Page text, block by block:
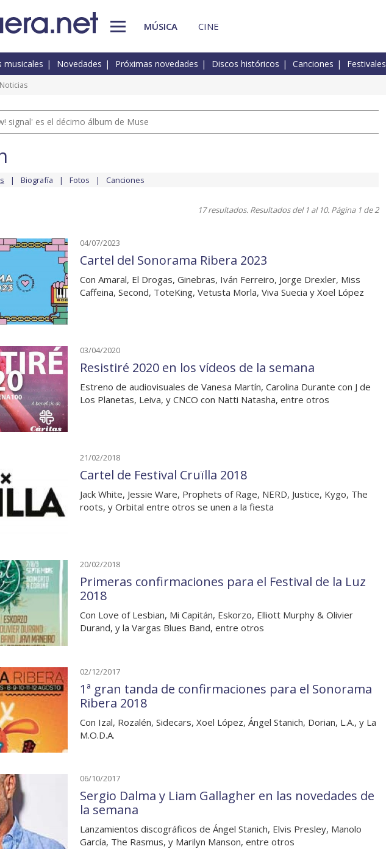
MÚSICA CINE
musicales Novedades Próximas novedades Discos históricos Canciones Festivales
signal' es el décimo álbum de Muse
Biografía Fotos Canciones
17 resultados. Resultados del 1 al 10. Página 1 de 2
04/07/2023
Cartel del Sonorama Ribera 2023
Con Amaral, El Drogas, Ginebras, Iván Ferreiro, Jorge Drexler, Miss
Caffeina, Second, ToteKing, Vetusta Morla, Viva Suecia y Xoel López
03/04/2020
Resistiré 2020 en los vídeos de la semana
Estreno de audiovisuales de Vanesa Martín, Carolina Durante con J de
Los Planetas, Leiva, y CNCO con Natti Natasha, entre otros
21/02/2018
Cartel de Festival Cruïlla 2018
Jack White, Jessie Ware, Prophets of Rage, NERD, Justice, Kygo, The
roots, y Orbital entre otros se unen a la fiesta
20/02/2018
Primeras confirmaciones para el Festival de la Luz
2018
Con Love of Lesbian, Mi Capitán, Eskorzo, Elliott Murphy & Olivier
Durand, y la Vargas Blues Band, entre otros
02/12/2017
1ª gran tanda de confirmaciones para el Sonorama
Ribera 2018
Con Izal, Rozalén, Sidecars, Xoel López, Ángel Stanich, Dorian, L.A., y La
M.O.D.A.
06/10/2017
Sergio Dalma y Liam Gallagher en las novedades de
la semana
Lanzamientos discográficos de Ángel Stanich, Elvis Presley, Manolo
García, The Rasmus, y Marilyn Manson, entre otros